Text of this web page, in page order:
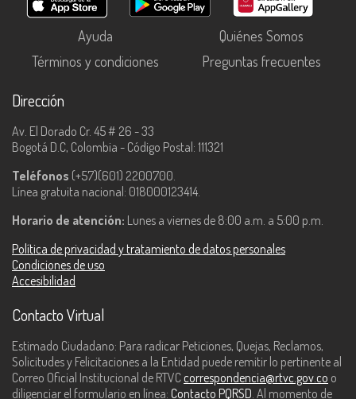
Ayuda
Quiénes Somos
Términos y condiciones
Preguntas frecuentes
Dirección
Av. El Dorado Cr. 45 # 26 - 33
Bogotá D.C, Colombia - Código Postal: 111321
Teléfonos (+57)(601) 2200700.
Línea gratuita nacional: 018000123414.
Horario de atención: Lunes a viernes de 8:00 a.m. a 5:00 p.m.
Política de privacidad y tratamiento de datos personales
Condiciones de uso
Accesibilidad
Contacto Virtual
Estimado Ciudadano: Para radicar Peticiones, Quejas, Reclamos,
Solicitudes y Felicitaciones a la Entidad puede remitir lo pertinente al
Correo Oficial Institucional de RTVC correspondencia@rtvc.gov.co o
diligenciar el formulario en línea: Contacto PQRSD. Al momento de